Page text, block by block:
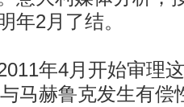
年2月了结。
年4月开始审理这
马赫鲁克发生有偿